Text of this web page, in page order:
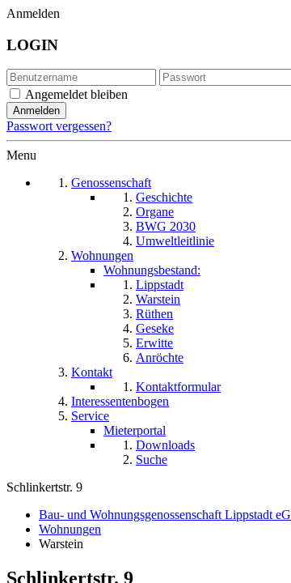
Anmelden
LOGIN
Angemeldet bleiben
Passwort vergessen?
Menu
Genossenschaft
Geschichte
Organe
BWG 2030
Umweltleitlinie
Wohnungen
Wohnungsbestand:
Lippstadt
Warstein
Rüthen
Geseke
Erwitte
Anröchte
Kontakt
Kontaktformular
Interessentenbogen
Service
Mieterportal
Downloads
Suche
Schlinkertstr. 9
Bau- und Wohnungsgenossenschaft Lippstadt eG
Wohnungen
Warstein
Schlinkertstr. 9